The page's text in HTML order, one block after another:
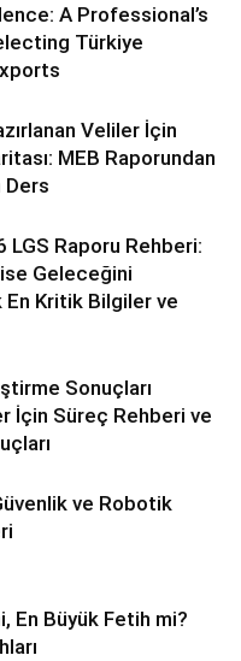
A Professional’s
Türkiye
Veliler İçin
MEB Raporundan
Ders
Raporu Rehberi:
Geleceğini
Kritik Bilgiler ve
Sonuçları
İçin Süreç Rehberi ve
ve Robotik
En Büyük Fetih mi?